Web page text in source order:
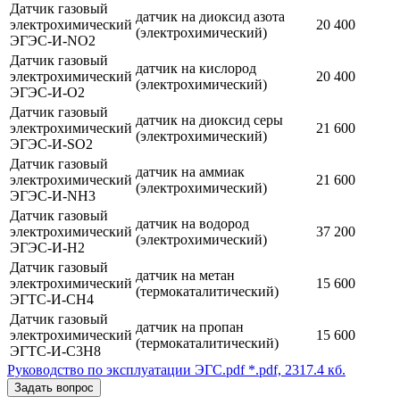
Датчик газовый
электрохимический
ЭГЭС-И-NO2
датчик на диоксид азота
(электрохимический)
20 400
Датчик газовый
электрохимический
ЭГЭС-И-O2
датчик на кислород
(электрохимический)
20 400
Датчик газовый
электрохимический
ЭГЭС-И-SO2
датчик на диоксид серы
(электрохимический)
21 600
Датчик газовый
электрохимический
ЭГЭС-И-NH3
датчик на аммиак
(электрохимический)
21 600
Датчик газовый
электрохимический
ЭГЭС-И-H2
датчик на водород
(электрохимический)
37 200
Датчик газовый
электрохимический
ЭГТС-И-CH4
датчик на метан
(термокаталитический)
15 600
Датчик газовый
электрохимический
ЭГТС-И-C3H8
датчик на пропан
(термокаталитический)
15 600
Руководство по эксплуатации ЭГС.pdf*.pdf, 2317.4 кб.
Задать вопрос